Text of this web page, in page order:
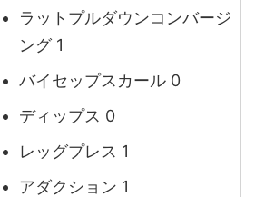
ラットプルダウンコンバージ
ング 1
バイセップスカール 0
ディップス 0
レッグプレス 1
アダクション 1